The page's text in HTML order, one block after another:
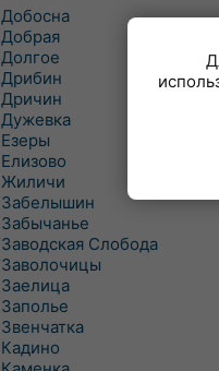
Добосна
Добрая
Долгое
Дрибин
Дричин
Дужевка
Езеры
Елизово
Жиличи
Забелышин
Забычанье
Заводская Слобода
Заволочицы
Заелица
Заполье
Звенчатка
Кадино